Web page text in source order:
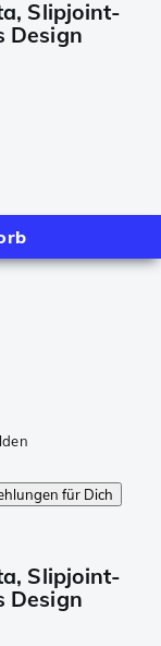
Slipjoint-
Design
für Dich
Slipjoint-
Design